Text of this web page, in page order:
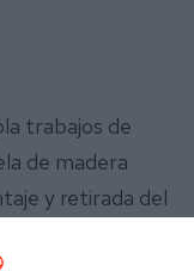
trabajos de
de madera
y retirada del